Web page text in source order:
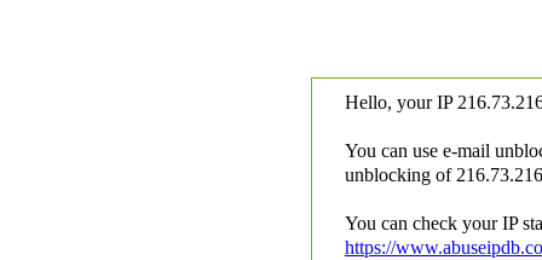
Hello, your IP
You can use e-mail
unblocking of
You can check your IP
https://